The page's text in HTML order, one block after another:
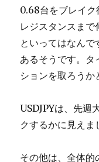
0.68台をブレイク
レジスタンスま
といってはなんで
あるそうです。タ
ションを取ろうか
USDJPYは、先週
クするかに見えま
その他は、全体的